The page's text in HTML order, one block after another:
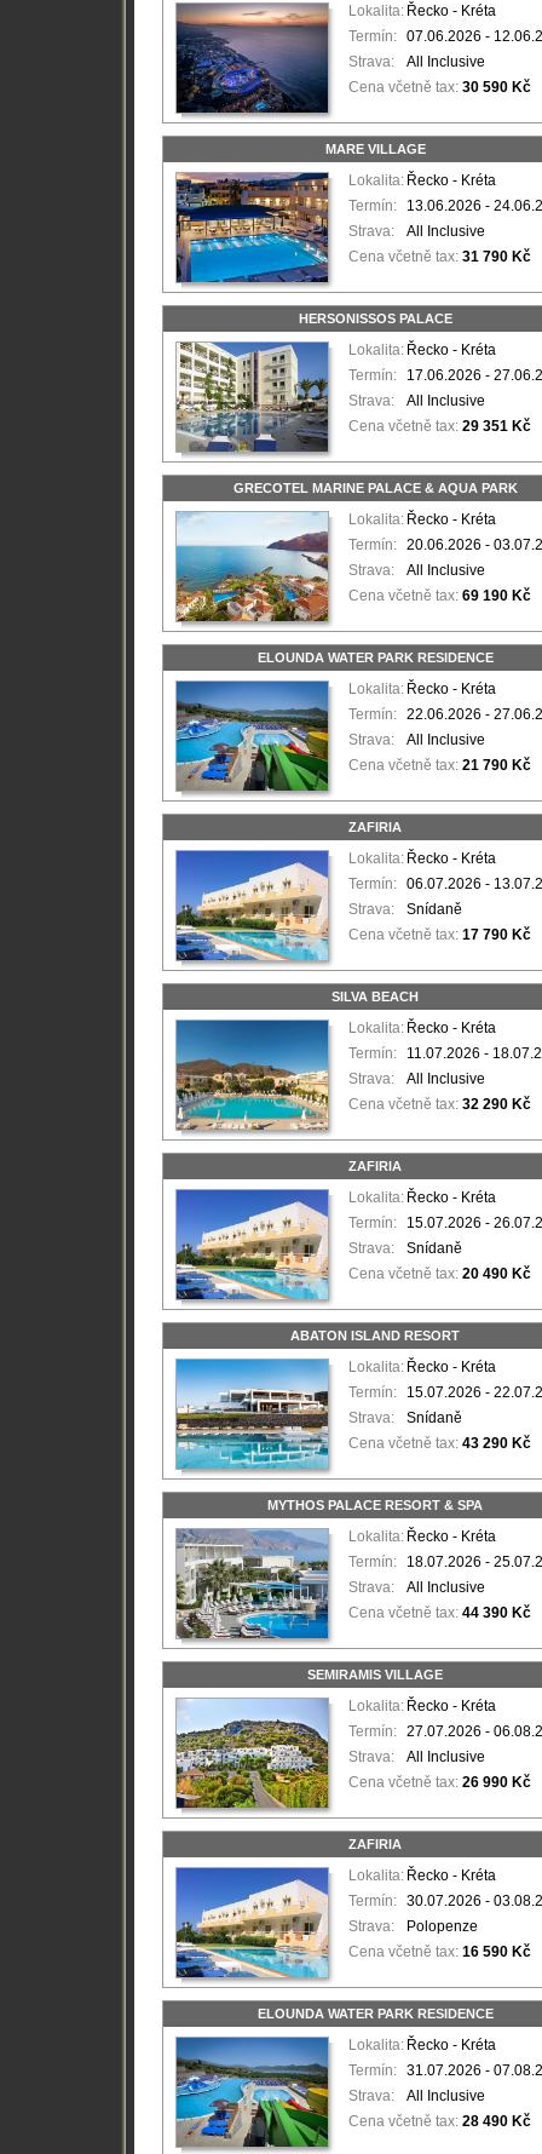
Lokalita: Řecko - Kréta
Termín: 07.06.2026 -
Strava:
All Inclusive
Cena včetně tax: 30 590 Kč
MARE VILLAGE
Lokalita: Řecko - Kréta
Termín:
13.06.2026 -
Strava:
All Inclusive
Cena včetně tax: 31 790 Kč
HERSONISSOS PALACE
Lokalita: Řecko - Kréta
Termín:
17.06.2026 -
Strava:
All Inclusive
Cena včetně tax: 29 351 Kč
GRECOTEL MARINE PALACE & AQUA PARK
Lokalita: Řecko - Kréta
Termín: 20.06.2026 -
Strava:
All Inclusive
Cena včetně tax: 69 190 Kč
ELOUNDA WATER PARK RESIDENCE
Lokalita: Řecko - Kréta
Termín: 22.06.2026 -
Strava:
All Inclusive
Cena včetně tax: 21 790 Kč
ZAFIRIA
Lokalita: Řecko - Kréta
Termín: 06.07.2026 -
Strava:
Snídaně
Cena včetně tax: 17 790 Kč
SILVA BEACH
Lokalita: Řecko - Kréta
Termín:
11.07.2026 -
Strava:
All Inclusive
Cena včetně tax: 32 290 Kč
ZAFIRIA
Lokalita: Řecko - Kréta
Termín:
15.07.2026 -
Strava:
Snídaně
Cena včetně tax: 20 490 Kč
ABATON ISLAND RESORT
Lokalita: Řecko - Kréta
Termín:
15.07.2026 -
Strava:
Snídaně
Cena včetně tax: 43 290 Kč
MYTHOS PALACE RESORT & SPA
Lokalita: Řecko - Kréta
Termín:
18.07.2026 -
Strava:
All Inclusive
Cena včetně tax: 44 390 Kč
SEMIRAMIS VILLAGE
Lokalita: Řecko - Kréta
Termín: 27.07.2026 -
Strava:
All Inclusive
Cena včetně tax: 26 990 Kč
ZAFIRIA
Lokalita: Řecko - Kréta
Termín: 30.07.2026 -
Strava:
Polopenze
Cena včetně tax: 16 590 Kč
ELOUNDA WATER PARK RESIDENCE
Lokalita: Řecko - Kréta
Termín: 31.07.2026 -
Strava:
All Inclusive
Cena včetně tax: 28 490 Kč